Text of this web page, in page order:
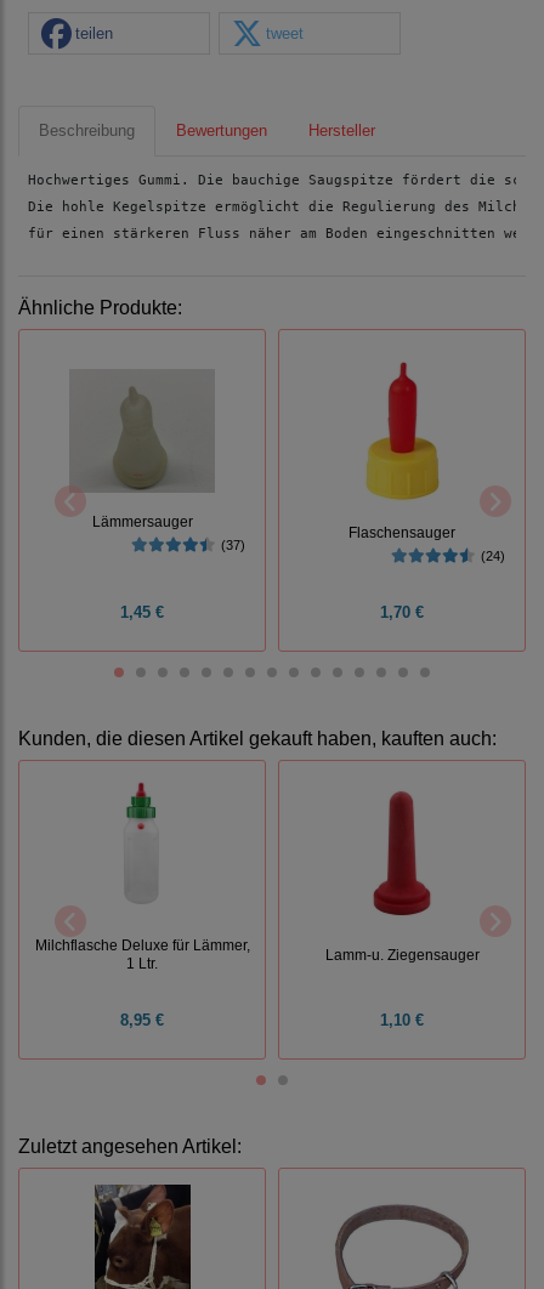
teilen tweet
Beschreibung Bewertungen Hersteller
Hochwertiges Gummi. Die bauchige Saugspitze fördert die
Die hohle Kegelspitze ermöglicht die Regulierung des
für einen stärkeren Fluss näher am Boden eingeschnitten
Ähnliche Produkte:
Lämmersauger
(37)
1,45 €
Flaschensauger
(24)
1,70 €
Kunden, die diesen Artikel gekauft haben, kauften auch:
Milchflasche Deluxe für Lämmer,
1 Ltr.
8,95 €
Lamm-u. Ziegensauger
1,10 €
Zuletzt angesehen Artikel: